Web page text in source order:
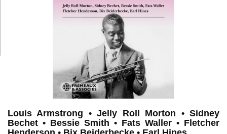
Louis Armstrong • Jelly Roll Morton • Sidney
Bechet • Bessie Smith • Fats Waller • Fletcher